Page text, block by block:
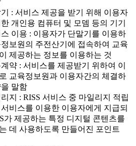
: 서비스 제공을 받기 위해 이용자
개인용 컴퓨터 및 모뎀 등의 기기
이용 : 이용자가 단말기를 이용하
보원의 주전산기에 접속하여 교육
제공하는 정보를 이용하는 것
약 : 서비스를 제공받기 위하여 이
교육정보원과 이용자간의 체결하
말함
지 : RISS 서비스 중 마일리지 적립
비스를 이용한 이용자에게 지급되
가 제공하는 특정 디지털 콘텐츠를
데 사용하도록 만들어진 포인트